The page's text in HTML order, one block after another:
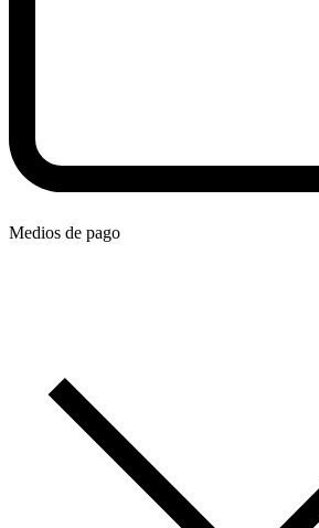
Medios de pago